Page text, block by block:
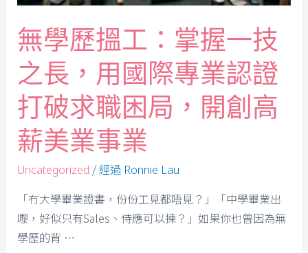
無學歷搵工：掌握一技
之長，用國際專業認證
打破求職困局，開創高
薪美業事業
Uncategorized / 經過 Ronnie Lau
「冇大學畢業證書，份份工見都唔見？」「中學畢業出
嚟，好似只有Sales、侍應可以揀？」如果你也曾因為無
學歷的背 …